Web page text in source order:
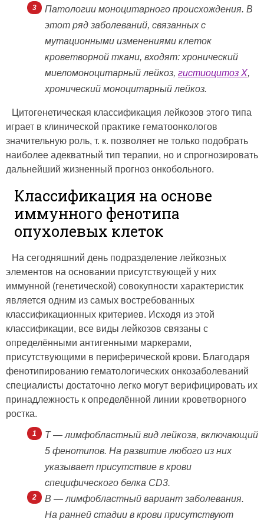
Патологии моноцитарного происхождения. В
этот ряд заболеваний, связанных с
мутационными изменениями клеток
кроветворной ткани, входят: хронический
миеломоноцитарный лейкоз, гистиоцитоз X,
хронический моноцитарный лейкоз.
Цитогенетическая классификация лейкозов этого типа
играет в клинической практике гематоонкологов
значительную роль, т. к. позволяет не только подобрать
наиболее адекватный тип терапии, но и спрогнозировать
дальнейший жизненный прогноз онкобольного.
Классификация на основе
иммунного фенотипа
опухолевых клеток
На сегодняшний день подразделение лейкозных
элементов на основании присутствующей у них
иммунной (генетической) совокупности характеристик
является одним из самых востребованных
классификационных критериев. Исходя из этой
классификации, все виды лейкозов связаны с
определёнными антигенными маркерами,
присутствующими в периферической крови. Благодаря
фенотипированию гематологических онкозаболеваний
специалисты достаточно легко могут верифицировать их
принадлежность к определённой линии кроветворного
ростка.
Т — лимфобластный вид лейкоза, включающий
5 фенотипов. На развитие любого из них
указывает присутствие в крови
специфического белка CD3.
В — лимфобластный вариант заболевания.
На ранней стадии в крови присутствуют